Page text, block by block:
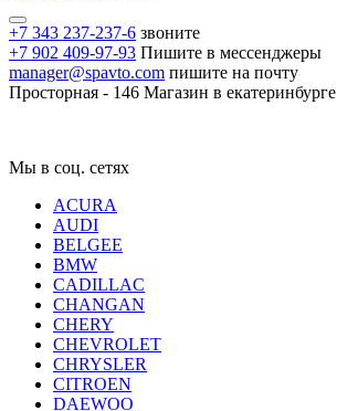
+7 343 237-237-6 звоните
+7 902 409-97-93 Пишите в мессенджеры
manager@spavto.com пишите на почту
Просторная - 146 Магазин в екатеринбурге
Мы в соц. сетях
ACURA
AUDI
BELGEE
BMW
CADILLAC
CHANGAN
CHERY
CHEVROLET
CHRYSLER
CITROEN
DAEWOO